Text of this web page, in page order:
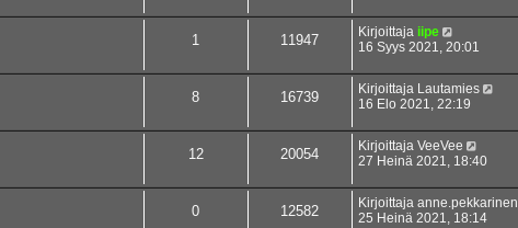
1 11947 Kirjoittaja iipe
16 Syys 2021, 20:01
8 16739 Kirjoittaja Lautamies
16 Elo 2021, 22:19
12 20054 Kirjoittaja VeeVee
27 Heinä 2021, 18:40
0 12582 Kirjoittaja anne.pekkarinen
25 Heinä 2021, 18:14